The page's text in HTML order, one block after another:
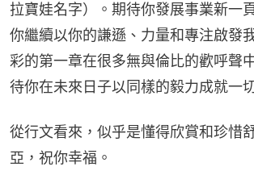
拉寶娃名字）。期待你發展事業新一
你繼續以你的謙遜、力量和專注啟發
彩的第一章在很多無與倫比的歡呼聲
待你在未來日子以同樣的毅力成就一切
從行文看來，似乎是懂得欣賞和珍惜
亞，祝你幸福。